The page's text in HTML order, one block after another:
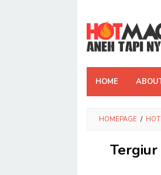
content
HOME
HOMEPAGE /